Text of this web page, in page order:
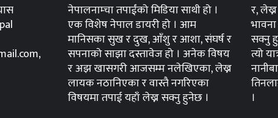
नेपालनाम्चा तपाईंको मिडिया साथी हो ।
एक विशेष नेपाल डायरी हो । आम
मानिसका सुख र दुख, आँशु र आशा, संघर्ष र
सपनाको साझा दस्तावेज हो । अनेक विषय
र अझ खासगरी आजसम्म नलेखिएका, लेख्न
लायक नठानिएका र वास्तै नगरिएका
विषयमा तपाई यहाँ लेख्न सक्नु हुनेछ ।
र,
सक्नु
त्यो
।